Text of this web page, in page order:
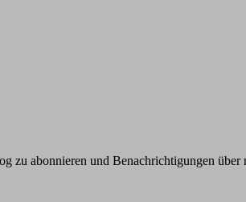
zu abonnieren und Benachrichtigungen